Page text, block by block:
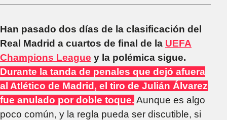
Han pasado dos días de la clasificación del
Real Madrid a cuartos de final de la UEFA
Champions League y la polémica sigue.
Durante la tanda de penales que dejó afuera
al Atlético de Madrid, el tiro de Julián Álvarez
fue anulado por doble toque. Aunque es algo
poco común, y la regla pueda ser discutible, si